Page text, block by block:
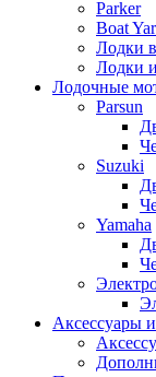
Parker
Boat
Лодки
Лодки
Лодочные
Parsun
Suzuki
Yamaha
Аксессуары